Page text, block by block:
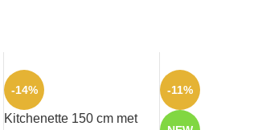
-14%
Kitchenette 150 cm met
-11%